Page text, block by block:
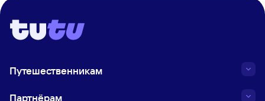
Путешественникам
Партнёрам